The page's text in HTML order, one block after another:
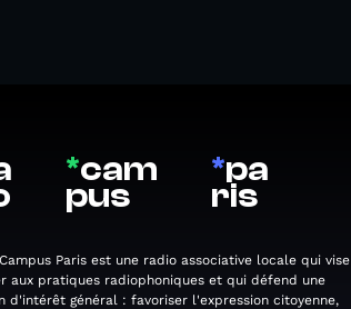
*cam
pus
*pa
ris
Paris est une radio associative locale qui vise
aux pratiques radiophoniques et qui défend une
d'intérêt général : favoriser l'expression citoyenne,